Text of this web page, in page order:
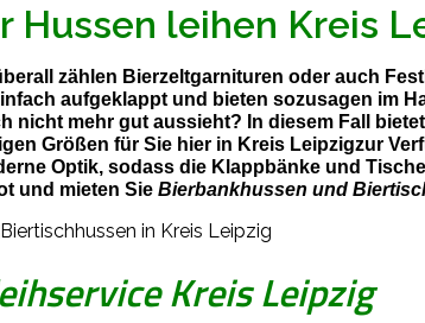
Hussen leihen Kreis
zählen Bierzeltgarnituren oder auch
aufgeklappt und bieten sozusagen im
nicht mehr gut aussieht? In diesem Fall
Größen für Sie hier in Kreis Leipzigzur
Optik, sodass die Klappbänke und
und mieten Sie Bierbankhussen und
Kreis Leipzig